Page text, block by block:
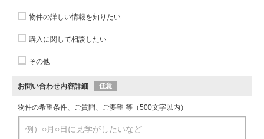
物件の詳しい情報を知りたい
購入に関して相談したい
その他
お問い合わせ内容詳細 任意
物件の希望条件、ご質問、ご要望 等（500文字以内）